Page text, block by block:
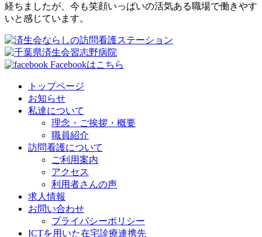
経ちましたが、今も笑顔いっぱいの活気ある職場で働きやす
いと感じています。
Facebookはこちら
トップページ
お知らせ
私達について
理念・ご挨拶・概要
職員紹介
訪問看護について
ご利用案内
アクセス
利用者さんの声
求人情報
お問い合わせ
プライバシーポリシー
ICTを用いた在宅診療連携先